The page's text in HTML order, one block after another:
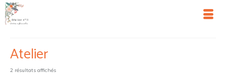
Atelier
2 résultats affichésTrié